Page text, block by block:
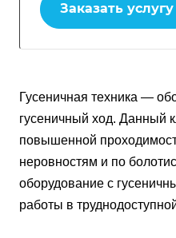
Заказать услугу
Гусеничная техника —
гусеничный ход. Данный
повышенной
неровностям и по
оборудование с
работы в